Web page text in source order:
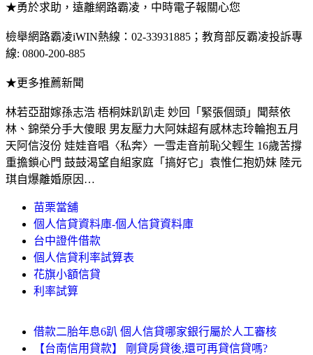
★勇於求助，遠離網路霸凌，中時電子報關心您
檢舉網路霸凌iWIN熱線：02-33931885；教育部反霸凌投訴專
線: 0800-200-885
★更多推薦新聞
林若亞甜嫁孫志浩 梧桐妹趴趴走 妙回「緊張個頭」聞蔡依
林、錦榮分手大傻眼 男友壓力大阿妹超有感林志玲輪抱五月
天阿信沒份 娃娃音唱〈私奔〉一雪走音前恥父輕生 16歲苦撐
重擔鎖心門 鼓鼓渴望自組家庭「搞好它」袁惟仁抱奶妹 陸元
琪自爆離婚原因…
苗栗當舖
個人信貸資料庫-個人信貸資料庫
台中證件借款
個人信貸利率試算表
花旗小額信貸
利率試算
借款二胎年息6趴 個人信貸哪家銀行屬於人工審核
【台南信用貸款】 剛貸房貸後,還可再貸信貸嗎?